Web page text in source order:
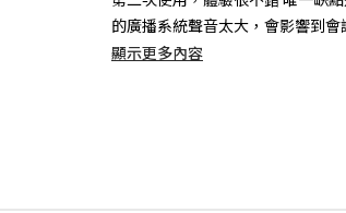
的廣播系統聲音太大，會影響到會
爾有路人經過一直張望XD
顯示更多內容